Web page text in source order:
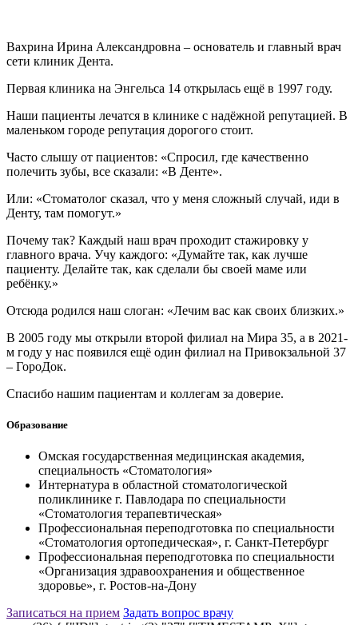
Вахрина Ирина Александровна – основатель и главный врач
сети клиник Дента.
Первая клиника на Энгельса 14 открылась ещё в 1997 году.
Наши пациенты лечатся в клинике с надёжной репутацией. В
маленьком городе репутация дорогого стоит.
Часто слышу от пациентов: «Спросил, где качественно
полечить зубы, все сказали: «В Денте».
Или: «Стоматолог сказал, что у меня сложный случай, иди в
Денту, там помогут.»
Почему так? Каждый наш врач проходит стажировку у
главного врача. Учу каждого: «Думайте так, как лучше
пациенту. Делайте так, как сделали бы своей маме или
ребёнку.»
Отсюда родился наш слоган: «Лечим вас как своих близких.»
В 2005 году мы открыли второй филиал на Мира 35, а в 2021-
м году у нас появился ещё один филиал на Привокзальной 37
– ГороДок.
Спасибо нашим пациентам и коллегам за доверие.
Образование
Омская государственная медицинская академия,
специальность «Стоматология»
Интернатура в областной стоматологической
поликлинике г. Павлодара по специальности
«Стоматология терапевтическая»
Профессиональная переподготовка по специальности
«Стоматология ортопедическая», г. Санкт-Петербург
Профессиональная переподготовка по специальности
«Организация здравоохранения и общественное
здоровье», г. Ростов-на-Дону
Записаться на прием Задать вопрос врачу